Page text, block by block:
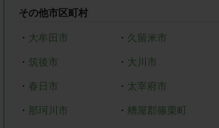
その他市区町村
・ 大牟田市 ・ 久留米市
・ 筑後市 ・ 大川市
・ 春日市 ・ 太宰府市
・ 那珂川市 ・ 糟屋郡篠栗町